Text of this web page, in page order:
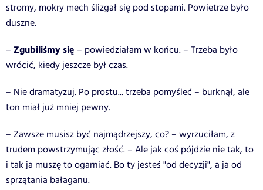
stromy, mokry mech ślizgał się pod stopami. Powietrze było
duszne.
– Zgubiliśmy się – powiedziałam w końcu. – Trzeba było
wrócić, kiedy jeszcze był czas.
– Nie dramatyzuj. Po prostu... trzeba pomyśleć – burknął, ale
ton miał już mniej pewny.
– Zawsze musisz być najmądrzejszy, co? – wyrzuciłam, z
trudem powstrzymując złość. – Ale jak coś pójdzie nie tak, to
i tak ja muszę to ogarniać. Bo ty jesteś "od decyzji", a ja od
sprzątania bałaganu.